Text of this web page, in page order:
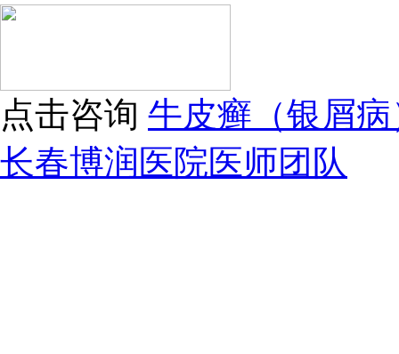
点击咨询 牛皮癣（银屑
长春博润医院医师团队